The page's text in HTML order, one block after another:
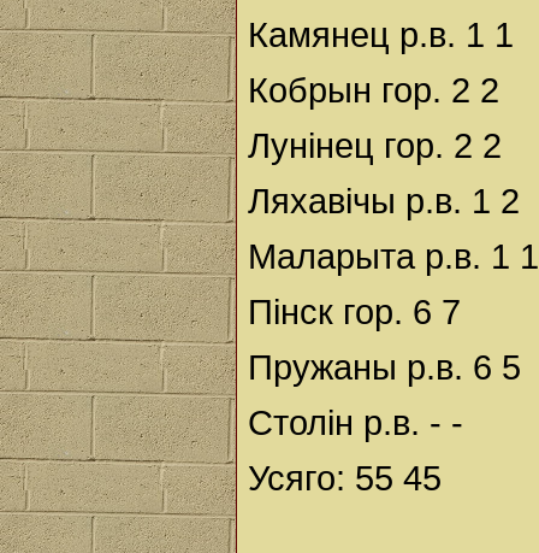
Камянец р.в. 1 1
Кобрын гор. 2 2
Лунінец гор. 2 2
Ляхавічы р.в. 1 2
Маларыта р.в. 1 1
Пінск гор. 6 7
Пружаны р.в. 6 5
Столін р.в. - -
Усяго: 55 45